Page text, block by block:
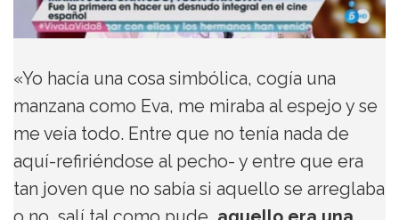
«Yo hacía una cosa simbólica, cogía una
manzana como Eva, me miraba al espejo y se
me veía todo. Entre que no tenía nada de
aquí-refiriéndose al pecho- y entre que era
tan joven que no sabía si aquello se arreglaba